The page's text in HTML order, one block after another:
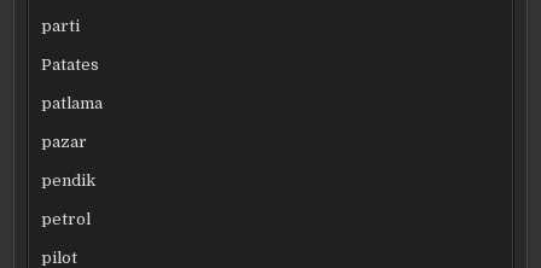
parti
Patates
patlama
pazar
pendik
petrol
pilot